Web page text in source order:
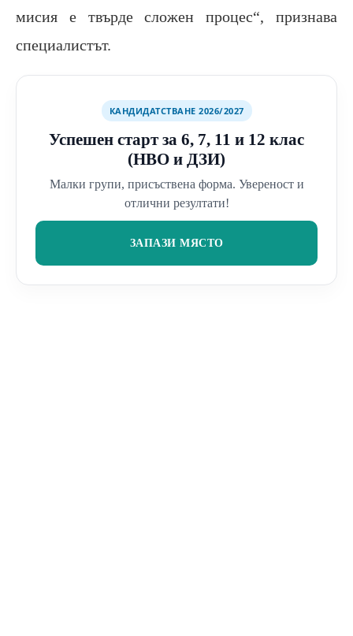
мисия е твърде сложен процес“, признава
специалистът.
КАНДИДАТСТВАНЕ 2026/2027
Успешен старт за 6, 7, 11 и 12 клас
(НВО и ДЗИ)
Малки групи, присъствена форма. Увереност и
отлични резултати!
ЗАПАЗИ МЯСТО